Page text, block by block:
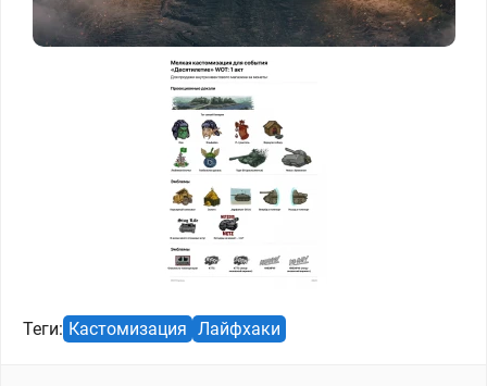
Теги: Кастомизация Лайфхаки